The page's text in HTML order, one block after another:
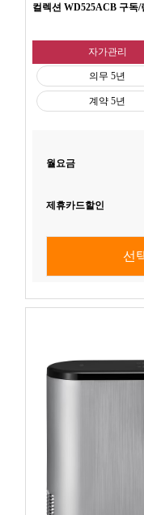
컬렉션 WD525ACB 구독
자가관리
의무 5년
계약 5년
월요금
제휴카드할인
선